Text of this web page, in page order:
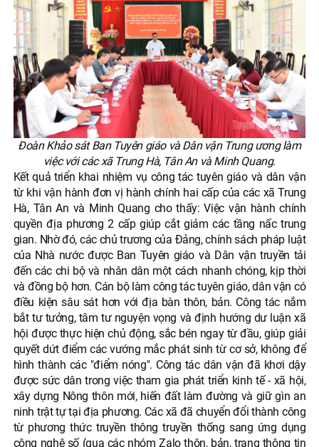
Đoàn Khảo sát Ban Tuyên giáo và Dân vận Trung ương làm
việc với các xã Trung Hà, Tân An và Minh Quang.
Kết quả triển khai nhiệm vụ công tác tuyên giáo và dân vận
từ khi vận hành đơn vị hành chính hai cấp của các xã Trung
Hà, Tân An và Minh Quang cho thấy: Việc vận hành chính
quyền địa phương 2 cấp giúp cắt giảm các tầng nấc trung
gian. Nhờ đó, các chủ trương của Đảng, chính sách pháp luật
của Nhà nước được Ban Tuyên giáo và Dân vận truyền tải
đến các chi bộ và nhân dân một cách nhanh chóng, kịp thời
và đồng bộ hơn. Cán bộ làm công tác tuyên giáo, dân vận có
điều kiện sâu sát hơn với địa bàn thôn, bản. Công tác nắm
bắt tư tưởng, tâm tư nguyện vọng và định hướng dư luận xã
hội được thực hiện chủ động, sắc bén ngay từ đầu, giúp giải
quyết dứt điểm các vướng mắc phát sinh từ cơ sở, không để
hình thành các "điểm nóng". Công tác dân vận đã khơi dậy
được sức dân trong việc tham gia phát triển kinh tế - xã hội,
xây dựng Nông thôn mới, hiến đất làm đường và giữ gìn an
ninh trật tự tại địa phương. Các xã đã chuyển đổi thành công
từ phương thức truyền thông truyền thống sang ứng dụng
công nghệ số (qua các nhóm Zalo thôn, bản, trang thông tin